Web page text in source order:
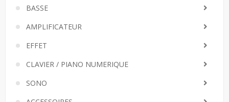
BASSE
AMPLIFICATEUR
EFFET
CLAVIER / PIANO NUMERIQUE
SONO